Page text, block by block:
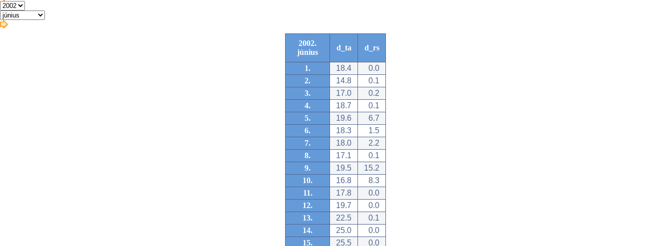
2002.
június
d_ta d_rs
1. 18.4
0.0
2.
14.8
0.1
3.
17.0
0.2
4.
18.7
0.1
5.
19.6
6.7
6.
18.3
1.5
7.
18.0
2.2
8.
17.1
0.1
9.
19.5
15.2
10.
16.8
8.3
11.
17.8
0.0
12.
19.7
0.0
13.
22.5
0.1
14.
25.0
0.0
15.
25.5 0.0